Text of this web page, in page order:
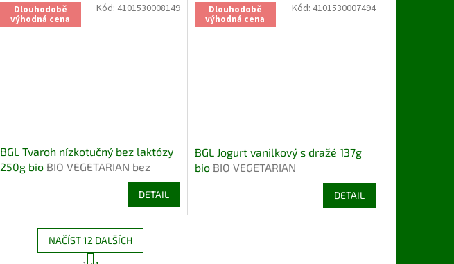
Dlouhodobě
výhodná cena
BGL Tvaroh nízkotučný bez laktózy
250g bio BIO VEGETARIAN bez
DETAIL
Kód: 4101530008149 Dlouhodobě
výhodná cena
BGL Jogurt vanilkový s dražé 137g
bio BIO VEGETARIAN
DETAIL
Kód: 4101530007494
NAČÍST 12 DALŠÍCH